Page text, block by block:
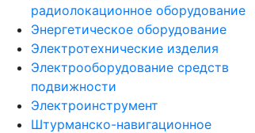
радиолокационное оборудование
Энергетическое оборудование
Электротехнические изделия
Электрооборудование средств
подвижности
Электроинструмент
Штурманско-навигационное